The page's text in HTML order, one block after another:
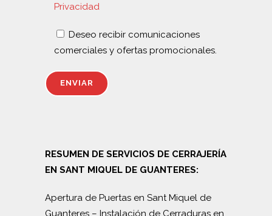
Privacidad
Deseo recibir comunicaciones
comerciales y ofertas promocionales.
RESUMEN DE SERVICIOS DE CERRAJERÍA
EN SANT MIQUEL DE GUANTERES:
Apertura de Puertas en Sant Miquel de
Guanteres – Instalación de Cerraduras en